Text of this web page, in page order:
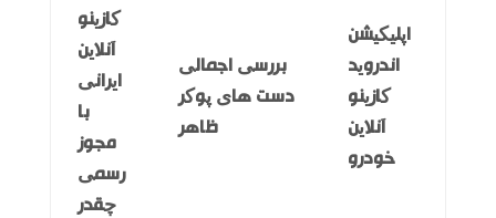
کازینو
آنلاین
ایرانی
با
مجوز
رسمی
چقدر
بررسی اجمالی
دست های پوکر
ظاهر
اپلیکیشن
اندروید
کازینو
آنلاین
خودرو